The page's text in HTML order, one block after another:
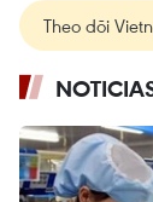
Theo dõi